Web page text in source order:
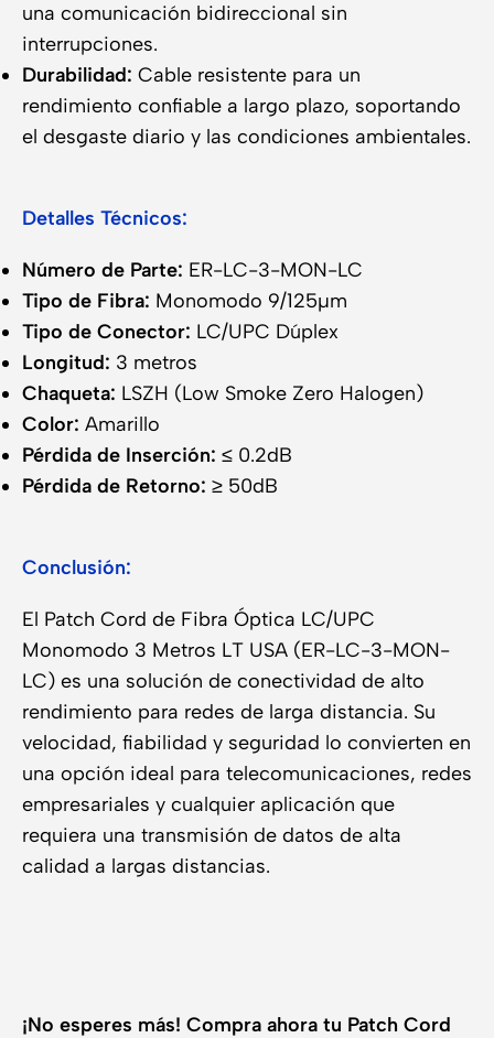
una comunicación bidireccional sin
interrupciones.
Durabilidad: Cable resistente para un
rendimiento confiable a largo plazo, soportando
el desgaste diario y las condiciones ambientales.
Detalles Técnicos:
Número de Parte: ER-LC-3-MON-LC
Tipo de Fibra: Monomodo 9/125µm
Tipo de Conector: LC/UPC Dúplex
Longitud: 3 metros
Chaqueta: LSZH (Low Smoke Zero Halogen)
Color: Amarillo
Pérdida de Inserción: ≤ 0.2dB
Pérdida de Retorno: ≥ 50dB
Conclusión:
El Patch Cord de Fibra Óptica LC/UPC
Monomodo 3 Metros LT USA (ER-LC-3-MON-
LC) es una solución de conectividad de alto
rendimiento para redes de larga distancia. Su
velocidad, fiabilidad y seguridad lo convierten en
una opción ideal para telecomunicaciones, redes
empresariales y cualquier aplicación que
requiera una transmisión de datos de alta
calidad a largas distancias.
¡No esperes más! Compra ahora tu Patch Cord